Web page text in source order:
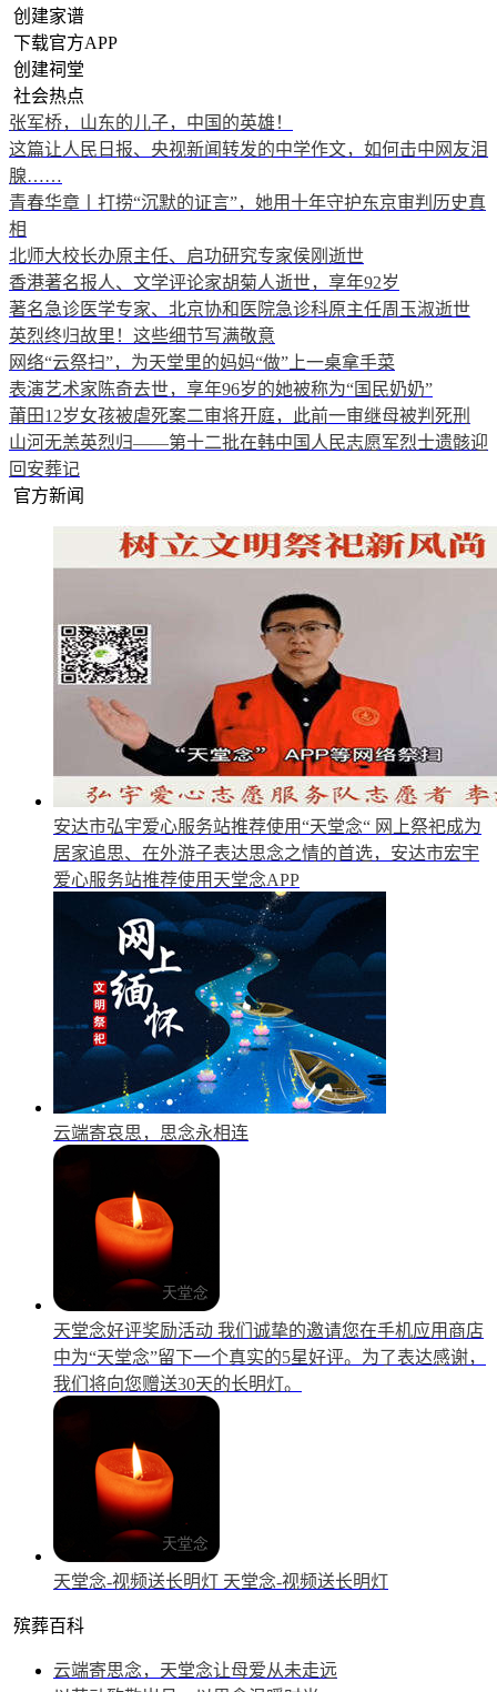
创建家谱
下载官方APP
创建祠堂
社会热点
张军桥，山东的儿子，中国的英雄！
这篇让人民日报、央视新闻转发的中学作文，如何击中网友泪
腺……
青春华章丨打捞“沉默的证言”，她用十年守护东京审判历史真
相
北师大校长办原主任、启功研究专家侯刚逝世
香港著名报人、文学评论家胡菊人逝世，享年92岁
著名急诊医学专家、北京协和医院急诊科原主任周玉淑逝世
英烈终归故里！这些细节写满敬意
网络“云祭扫”，为天堂里的妈妈“做”上一桌拿手菜
表演艺术家陈奇去世，享年96岁的她被称为“国民奶奶”
莆田12岁女孩被虐死案二审将开庭，此前一审继母被判死刑
山河无恙英烈归——第十二批在韩中国人民志愿军烈士遗骸迎
回安葬记
官方新闻
安达市弘宇爱心服务站推荐使用“天堂念“ 网上祭祀成为
居家追思、在外游子表达思念之情的首选，安达市宏宇
爱心服务站推荐使用天堂念APP
云端寄哀思，思念永相连
天堂念好评奖励活动 我们诚挚的邀请您在手机应用商店
中为“天堂念”留下一个真实的5星好评。为了表达感谢，
我们将向您赠送30天的长明灯。
天堂念-视频送长明灯 天堂念-视频送长明灯
殡葬百科
云端寄思念，天堂念让母爱从未走远